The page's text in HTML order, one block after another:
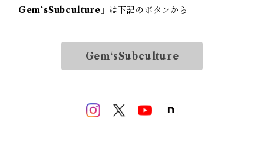
「 Gem‘sSubculture 」は下記のボタンから
Gem‘sSubculture